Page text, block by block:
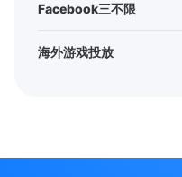
Facebook三不限
海外游戏投放